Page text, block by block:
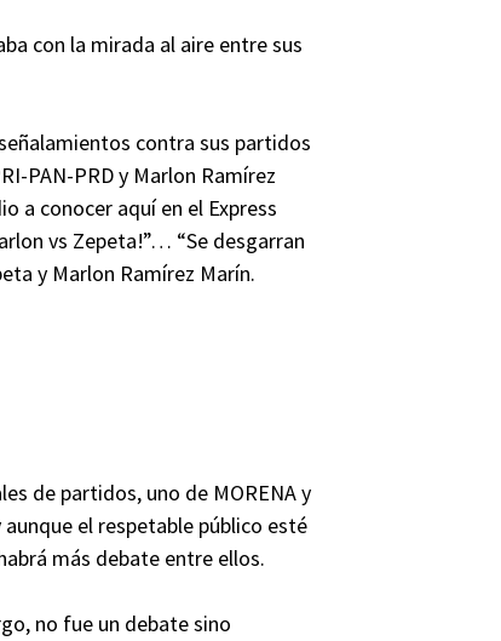
con la mirada al aire entre sus
contra sus partidos
PAN-PRD y Marlon Ramírez
a conocer aquí en el Express
vs Zepeta!”… “Se desgarran
y Marlon Ramírez Marín.
de partidos, uno de MORENA y
el respetable público esté
más debate entre ellos.
no fue un debate sino